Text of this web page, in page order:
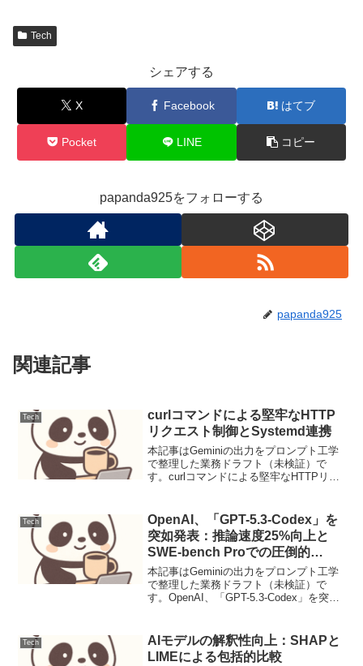
Tech
シェアする
X Facebook はてブ
Pocket LINE コピー
papanda925をフォローする
papanda925
関連記事
Tech
curlコマンドによる堅牢なHTTP
リクエスト制御とSystemd連携
本記事はGeminiの出力をプロンプト工学
で整理した業務ドラフト（未検証）で
す。curlコマンドによる堅牢なHTTPリク
収集にHTTPリクエストが頻繁に...
Tech
OpenAI、「GPT-5.3-Codex」を
突如発表：推論速度25%向上と
SWE-bench Proでの圧倒的
SOTAを達成
本記事はGeminiの出力をプロンプト工学
で整理した業務ドラフト（未検証）で
す。OpenAI、「GPT-5.3-Codex」を突如
リ】ソフトウェアエンジニ...
Tech
AIモデルの解釈性向上：SHAPと
LIMEによる包括的比較